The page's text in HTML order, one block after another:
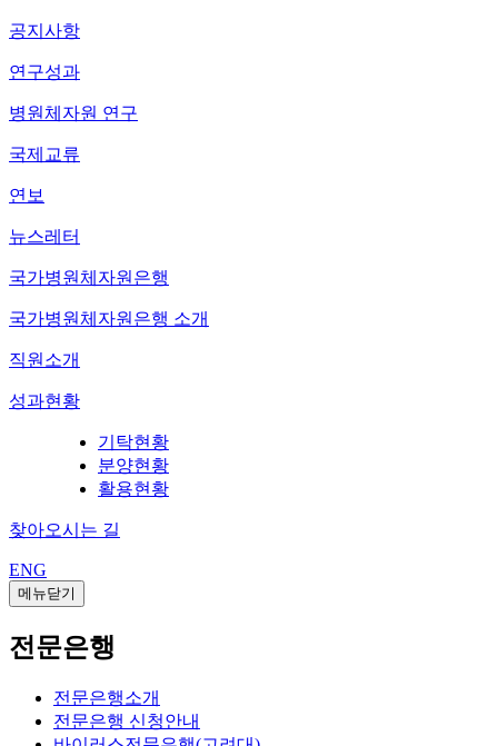
공지사항
연구성과
병원체자원 연구
국제교류
연보
뉴스레터
국가병원체자원은행
국가병원체자원은행 소개
직원소개
성과현황
기탁현황
분양현황
활용현황
찾아오시는 길
ENG
메뉴닫기
전문은행
전문은행소개
전문은행 신청안내